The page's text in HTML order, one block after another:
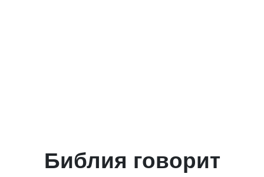
Библия говорит